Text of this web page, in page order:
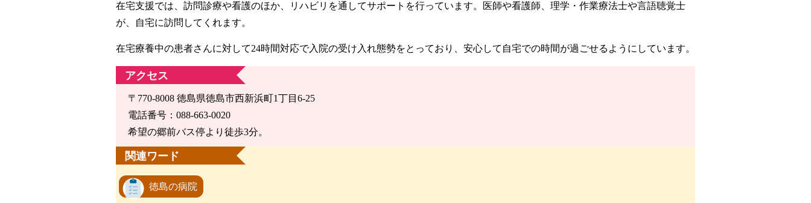
在宅支援では、訪問診療や看護のほか、リハビリを通してサポートを行っています。医師や看護師、理学・作業療法士や言語聴覚士
が、自宅に訪問してくれます。
在宅療養中の患者さんに対して24時間対応で入院の受け入れ態勢をとっており、安心して自宅での時間が過ごせるようにしています。
アクセス
〒770-8008 徳島県徳島市西新浜町1丁目6-25
電話番号：088-663-0020
希望の郷前バス停より徒歩3分。
関連ワード
徳島の病院